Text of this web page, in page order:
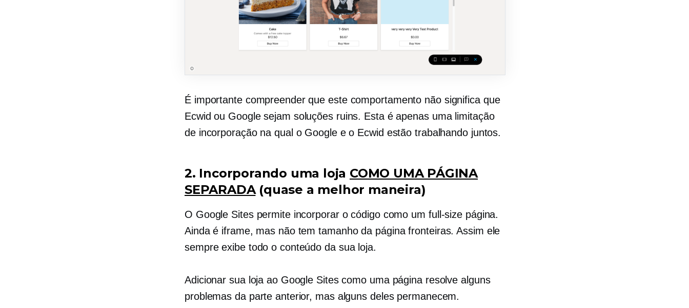
É importante compreender que este comportamento não significa que
Ecwid ou Google sejam soluções ruins. Esta é apenas uma limitação
de incorporação na qual o Google e o Ecwid estão trabalhando juntos.
2. Incorporando uma loja COMO UMA PÁGINA
SEPARADA(quase a melhor maneira)
O Google Sites permite incorporar o código como um full-size página.
Ainda é iframe, mas não temtamanho da páginafronteiras. Assim ele
sempre exibe todo o conteúdo da sua loja.
Adicionar sua loja ao Google Sites como uma página resolve alguns
problemas da parte anterior, mas alguns deles permanecem.